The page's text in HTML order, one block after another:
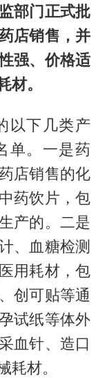
部门正式批
店销售，并
强、价格适
材。
以下几类产
单。一是药
店销售的化
药饮片，包
产的。二是
、血糖检测
用耗材，包
创可贴等通
试纸等体外
血针、造口
耗材。